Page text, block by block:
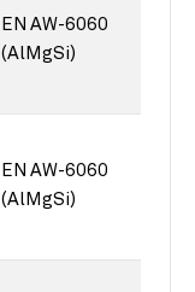
EN AW-6060
(AlMgSi)
EN AW-6060
(AlMgSi)